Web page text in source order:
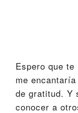
Espero que
me
de gratitud. Y
conocer a